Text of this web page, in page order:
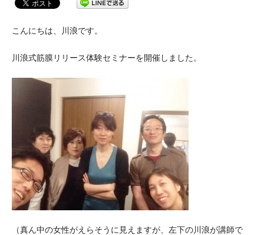
こんにちは、川浪です。
川浪式筋膜リリース体験セミナーを開催しました。
（真ん中の女性がえらそうに見えますが、左下の川浪が講師で